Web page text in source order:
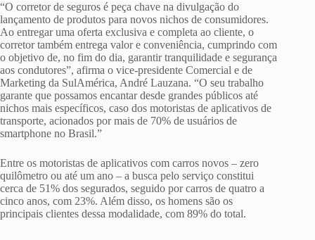
“O corretor de seguros é peça chave na divulgação do
lançamento de produtos para novos nichos de consumidores.
Ao entregar uma oferta exclusiva e completa ao cliente, o
corretor também entrega valor e conveniência, cumprindo com
o objetivo de, no fim do dia, garantir tranquilidade e segurança
aos condutores”, afirma o vice-presidente Comercial e de
Marketing da SulAmérica, André Lauzana. “O seu trabalho
garante que possamos encantar desde grandes públicos até
nichos mais específicos, caso dos motoristas de aplicativos de
transporte, acionados por mais de 70% de usuários de
smartphone no Brasil.”
Entre os motoristas de aplicativos com carros novos – zero
quilômetro ou até um ano – a busca pelo serviço constitui
cerca de 51% dos segurados, seguido por carros de quatro a
cinco anos, com 23%. Além disso, os homens são os
principais clientes dessa modalidade, com 89% do total.